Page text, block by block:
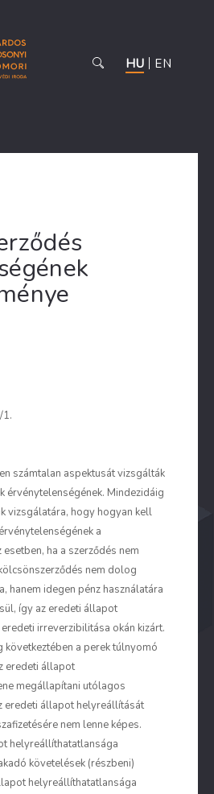
HU EN
1.
számtalan aspektusát vizsgálták
érvénytelenségének. Mindezidáig
vizsgálatára, hogy hogyan kell
a
ha a szerződés nem
nem dolog
hanem idegen pénz használatára
így az eredeti állapot
irreverzibilitása okán kizárt.
a perek túlnyomó
eredeti állapot
megállapítani utólagos
eredeti állapot helyreállítását
nem lenne képes.
helyreállíthatatlansága
követelések (részbeni)
helyreállíthatatlansága